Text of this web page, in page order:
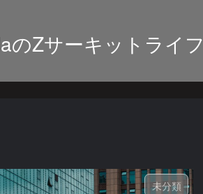
のZサーキットライフ
未分類